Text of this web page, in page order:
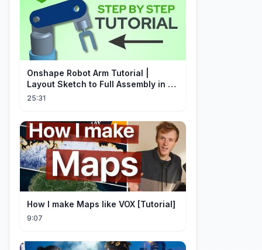
Onshape Robot Arm Tutorial |
Layout Sketch to Full Assembly in 20
Minutes!
25:31
How I make Maps like VOX [Tutorial]
9:07